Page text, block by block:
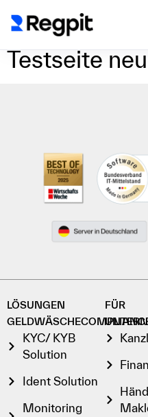
Testseite
LÖSUNGEN
KYC/ KYB
Solution
Ident Solution
Monitoring
FÜR